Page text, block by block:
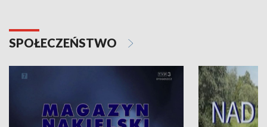
SPOŁECZEŃSTWO